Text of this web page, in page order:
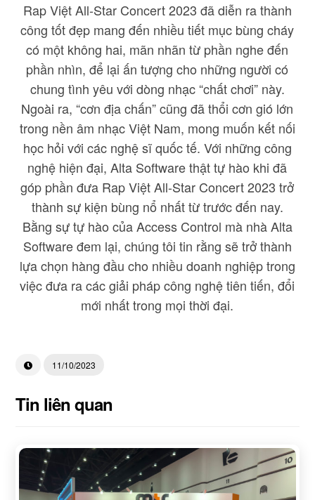
Rap Việt All-Star Concert 2023 đã diễn ra thành
công tốt đẹp mang đến nhiều tiết mục bùng cháy
có một không hai, mãn nhãn từ phần nghe đến
phần nhìn, để lại ấn tượng cho những người có
chung tình yêu với dòng nhạc “chất chơi” này.
Ngoài ra, “cơn địa chấn” cũng đã thổi cơn gió lớn
trong nền âm nhạc Việt Nam, mong muốn kết nối
học hỏi với các nghệ sĩ quốc tế. Với những công
nghệ hiện đại, Alta Software thật tự hào khi đã
góp phần đưa Rap Việt All-Star Concert 2023 trở
thành sự kiện bùng nổ nhất từ trước đến nay.
Bằng sự tự hào của Access Control mà nhà Alta
Software đem lại, chúng tôi tin rằng sẽ trở thành
lựa chọn hàng đầu cho nhiều doanh nghiệp trong
việc đưa ra các giải pháp công nghệ tiên tiến, đổi
mới nhất trong mọi thời đại.
11/10/2023
Tin liên quan